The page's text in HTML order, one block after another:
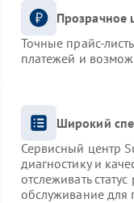
Прозрачное
Точные прайс-
платежей и
Широкий
Сервисный центр
диагностику и
отслеживать
обслуживание для